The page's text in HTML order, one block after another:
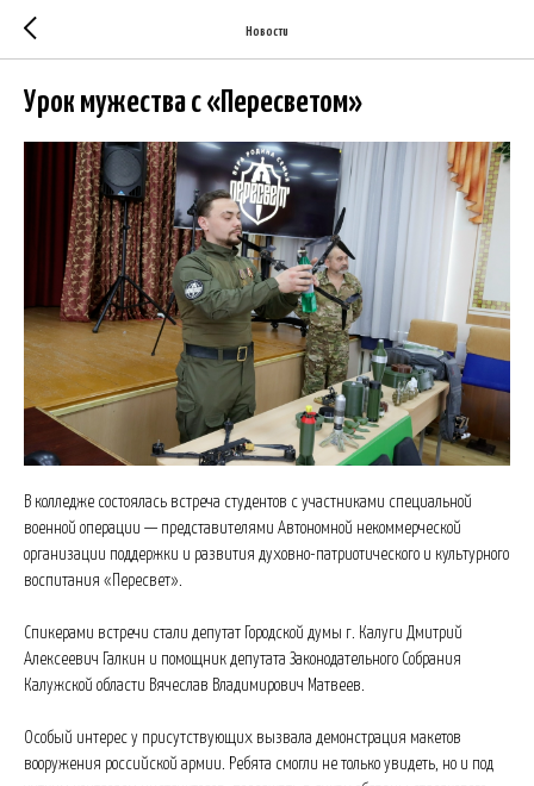
Новости
Урок мужества с «Пересветом»
В колледже состоялась встреча студентов с участниками специальной
военной операции — представителями Автономной некоммерческой
организации поддержки и развития духовно-патриотического и культурного
воспитания «Пересвет».
Спикерами встречи стали депутат Городской думы г. Калуги Дмитрий
Алексеевич Галкин и помощник депутата Законодательного Собрания
Калужской области Вячеслав Владимирович Матвеев.
Особый интерес у присутствующих вызвала демонстрация макетов
вооружения российской армии. Ребята смогли не только увидеть, но и под